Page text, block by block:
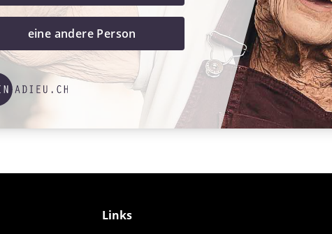
eine andere Person
Links